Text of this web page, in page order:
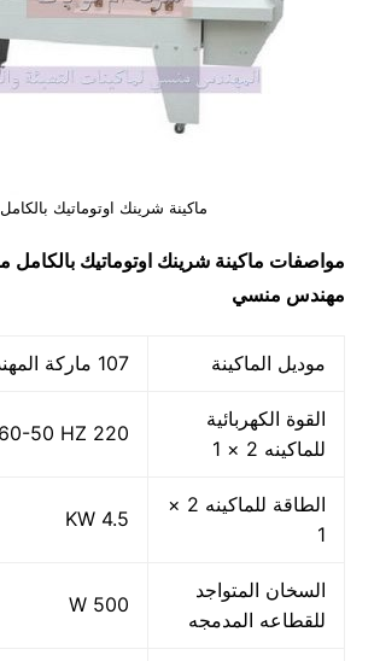
ماكينة شرينك اوتوماتيك بالكامل
مهندس منسي
موديل الماكينة 107 ماركة المهندس منسـى
القوة الكهربائية
للماكينه 2 × 1
220 V- 60-50 HZ
الطاقة للماكينه 2 ×
1
4.5 KW
السخان المتواجد
للقطاعه المدمجه
500 W